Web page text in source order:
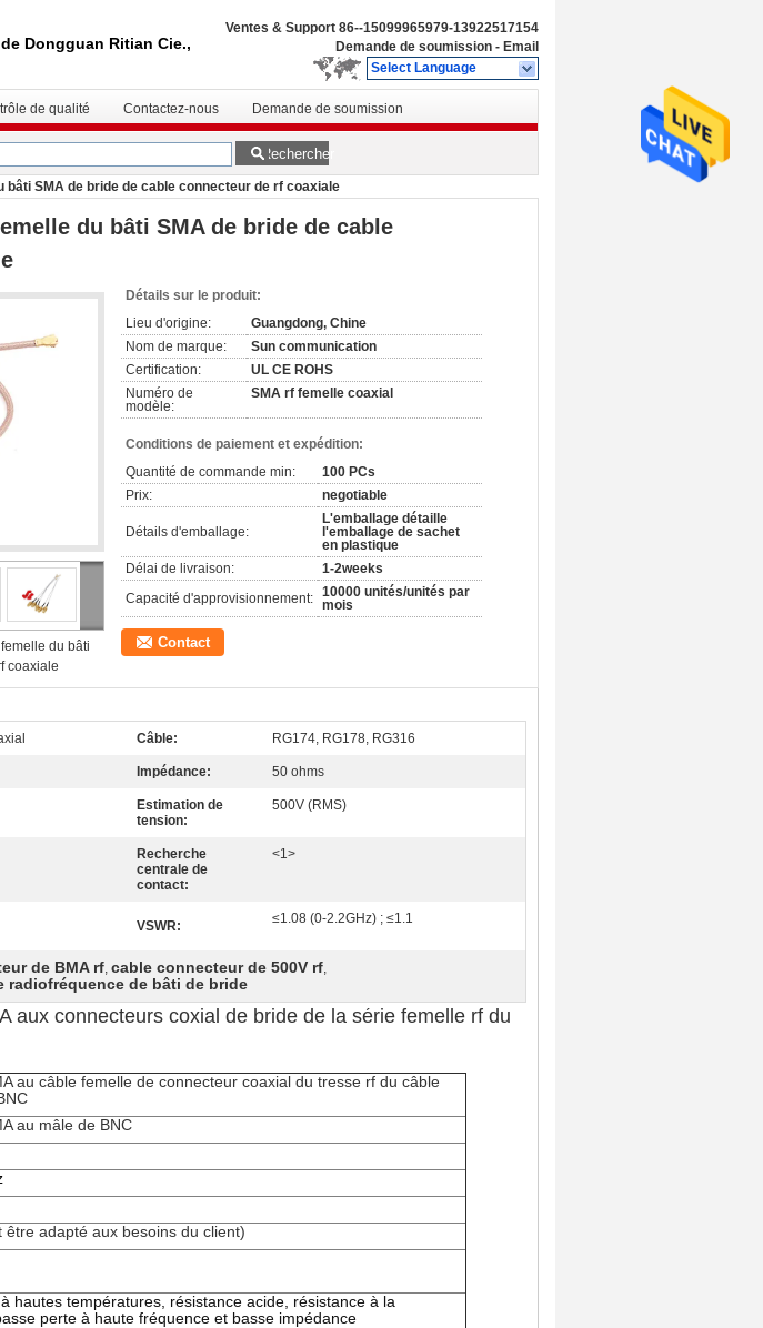
Dongguan Ritian Cie.,
Ventes & Support 86--15099965979-13922517154
Demande de soumission - Email
Select Language
de qualité Contactez-nous Demande de soumission
Rechercher
bâti SMA de bride de cable connecteur de rf coaxiale
du bâti SMA de bride de cable
du bâti
coaxiale
Détails sur le produit:
Lieu d'origine:
Guangdong, Chine
Nom de marque:
Sun communication
Certification:
UL CE ROHS
Numéro de
modèle:
SMA rf femelle coaxial
Conditions de paiement et expédition:
Quantité de commande min:
100 PCs
Prix:
negotiable
Détails d'emballage:
L'emballage détaille
l'emballage de sachet
en plastique
Délai de livraison:
1-2weeks
Capacité d'approvisionnement: 10000 unités/unités par
mois
Contact
Câble: RG174, RG178, RG316
Impédance: 50 ohms
Estimation de
tension:
500V (RMS)
Recherche
centrale de
contact:
<1>
VSWR: ≤1.08 (0-2.2GHz) ; ≤1.1
de BMA rf, cable connecteur de 500V rf,
radiofréquence de bâti de bride
aux connecteurs coxial de bride de la série femelle rf du
au câble femelle de connecteur coaxial du tresse rf du câble
au mâle de BNC
être adapté aux besoins du client)
hautes températures, résistance acide, résistance à la
perte à haute fréquence et basse impédance